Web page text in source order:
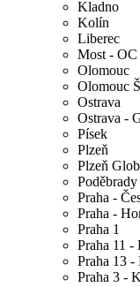
Kladno
Kolín
Liberec
Most - OC
Olomouc
Olomouc
Ostrava
Ostrava -
Písek
Plzeň
Plzeň
Praha -
Praha -
Praha 1
Praha 11 -
Praha 13
Praha 3 -